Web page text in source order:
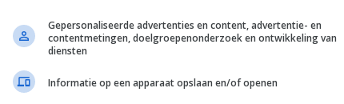
doorsnijden, inkorten en afbinden van
Gepersonaliseerde advertenties en content, advertentie- en
contentmetingen, doelgroepenonderzoek en ontwikkeling van
diensten
Informatie op een apparaat opslaan en/of openen